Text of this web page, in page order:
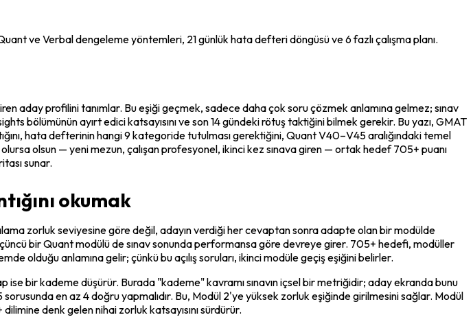
ve Verbal dengeleme yöntemleri, 21 günlük hata defteri döngüsü ve 6 fazlı çalışma planı.
aday profilini tanımlar. Bu eşiği geçmek, sadece daha çok soru çözmek anlamına gelmez; sınav
bölümünün ayırt edici katsayısını ve son 14 gündeki rötuş taktiğini bilmek gerekir. Bu yazı, GMAT
hata defterinin hangi 9 kategoride tutulması gerektiğini, Quant V40–V45 aralığındaki temel
olsun — yeni mezun, çalışan profesyonel, ikinci kez sınava giren — ortak hedef 705+ puanı
sunar.
okumak
zorluk seviyesine göre değil, adayın verdiği her cevaptan sonra adapte olan bir modülde
bir Quant modülü de sınav sonunda performansa göre devreye girer. 705+ hedefi, modüller
olduğu anlamına gelir; çünkü bu açılış soruları, ikinci modüle geçiş eşiğini belirler.
bir kademe düşürür. Burada "kademe" kavramı sınavın içsel bir metriğidir; aday ekranda bunu
en az 4 doğru yapmalıdır. Bu, Modül 2'ye yüksek zorluk eşiğinde girilmesini sağlar. Modül
denk gelen nihai zorluk katsayısını sürdürür.